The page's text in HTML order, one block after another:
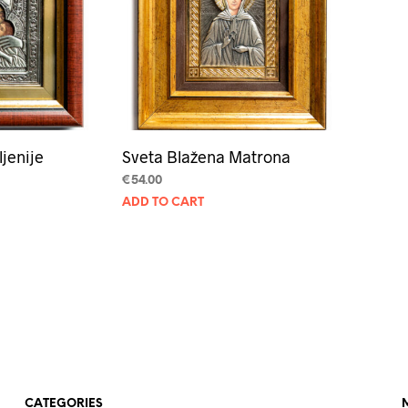
Sveta Blažena Matrona
€54.00
ADD TO CART
CATEGORIES